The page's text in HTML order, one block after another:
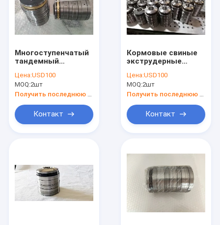
Многоступенчатый
тандемный
для пищевого
экструдера T-2390
Factory
Цена:USD100
MOQ:2шт
Контакт
Кормовые свиные
экструдерные
использовать
толчок роликовый
подшипник T53507
завод
Цена:USD100
MOQ:2шт
Контакт